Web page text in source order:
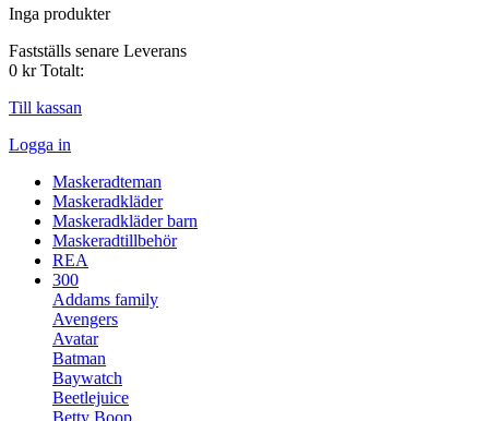
Inga produkter
Fastställs senare Leverans
0 kr Totalt:
Till kassan
Logga in
Maskeradteman
Maskeradkläder
Maskeradkläder barn
Maskeradtillbehör
REA
300
Addams family
Avengers
Avatar
Batman
Baywatch
Beetlejuice
Betty Boop